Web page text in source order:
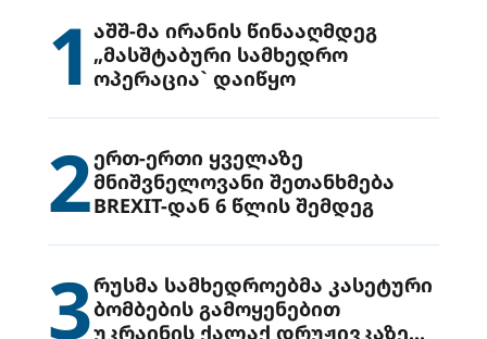
1 აშშ-მა ირანის წინააღმდეგ
„მასშტაბური სამხედრო
ოპერაცია` დაიწყო
2ერთ-ერთი ყველაზე
მნიშვნელოვანი შეთანხმება
BREXIT-დან 6 წლის შემდეგ
3რუსმა სამხედროებმა კასეტური
ბომბების გამოყენებით
უკრაინის ქალაქ დრუჟივკაზე